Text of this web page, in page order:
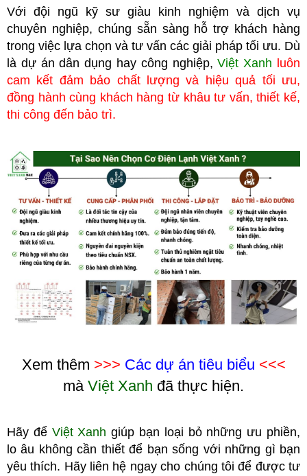
Với đội ngũ kỹ sư giàu kinh nghiệm và dịch vụ
chuyên nghiệp, chúng sẵn sàng hỗ trợ khách hàng
trong việc lựa chọn và tư vấn các giải pháp tối ưu. Dù
là dự án dân dụng hay công nghiệp,Việt Xanh luôn
cam kết đảm bảo chất lượng và hiệu quả tối ưu,
đồng hành cùng khách hàng từ khâu tư vấn, thiết kế,
thi công đến bảo trì.
Xem thêm >>> Các dự án tiêu biểu <<<
mà Việt Xanh đã thực hiện.
Hãy để Việt Xanh giúp bạn loại bỏ những ưu phiền,
lo âu không cần thiết để bạn sống với những gì bạn
yêu thích. Hãy liên hệ ngay cho chúng tôi để được tư